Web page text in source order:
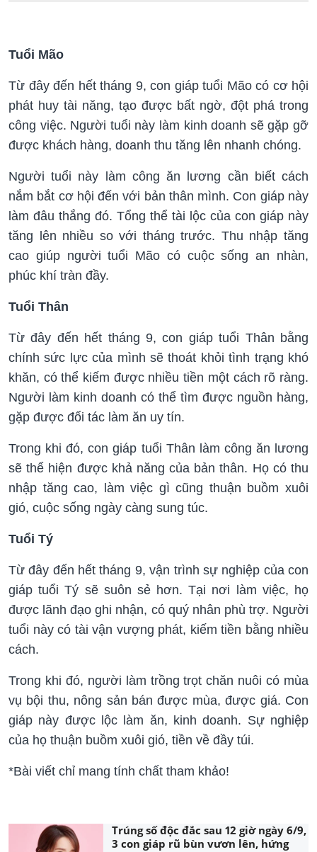
Tuổi Mão
Từ đây đến hết tháng 9, con giáp tuổi Mão có cơ hội
phát huy tài năng, tạo được bất ngờ, đột phá trong
công việc. Người tuổi này làm kinh doanh sẽ gặp gỡ
được khách hàng, doanh thu tăng lên nhanh chóng.
Người tuổi này làm công ăn lương cần biết cách
nắm bắt cơ hội đến với bản thân mình. Con giáp này
làm đâu thắng đó. Tổng thể tài lộc của con giáp này
tăng lên nhiều so với tháng trước. Thu nhập tăng
cao giúp người tuổi Mão có cuộc sống an nhàn,
phúc khí tràn đầy.
Tuổi Thân
Từ đây đến hết tháng 9, con giáp tuổi Thân bằng
chính sức lực của mình sẽ thoát khỏi tình trạng khó
khăn, có thể kiếm được nhiều tiền một cách rõ ràng.
Người làm kinh doanh có thể tìm được nguồn hàng,
gặp được đối tác làm ăn uy tín.
Trong khi đó, con giáp tuổi Thân làm công ăn lương
sẽ thể hiện được khả năng của bản thân. Họ có thu
nhập tăng cao, làm việc gì cũng thuận buồm xuôi
gió, cuộc sống ngày càng sung túc.
Tuổi Tý
Từ đây đến hết tháng 9, vận trình sự nghiệp của con
giáp tuổi Tý sẽ suôn sẻ hơn. Tại nơi làm việc, họ
được lãnh đạo ghi nhận, có quý nhân phù trợ. Người
tuổi này có tài vận vượng phát, kiếm tiền bằng nhiều
cách.
Trong khi đó, người làm trồng trọt chăn nuôi có mùa
vụ bội thu, nông sản bán được mùa, được giá. Con
giáp này được lộc làm ăn, kinh doanh. Sự nghiệp
của họ thuận buồm xuôi gió, tiền về đầy túi.
*Bài viết chỉ mang tính chất tham khảo!
Trúng số độc đắc sau 12 giờ ngày 6/9,
3 con giáp rũ bùn vươn lên, hứng